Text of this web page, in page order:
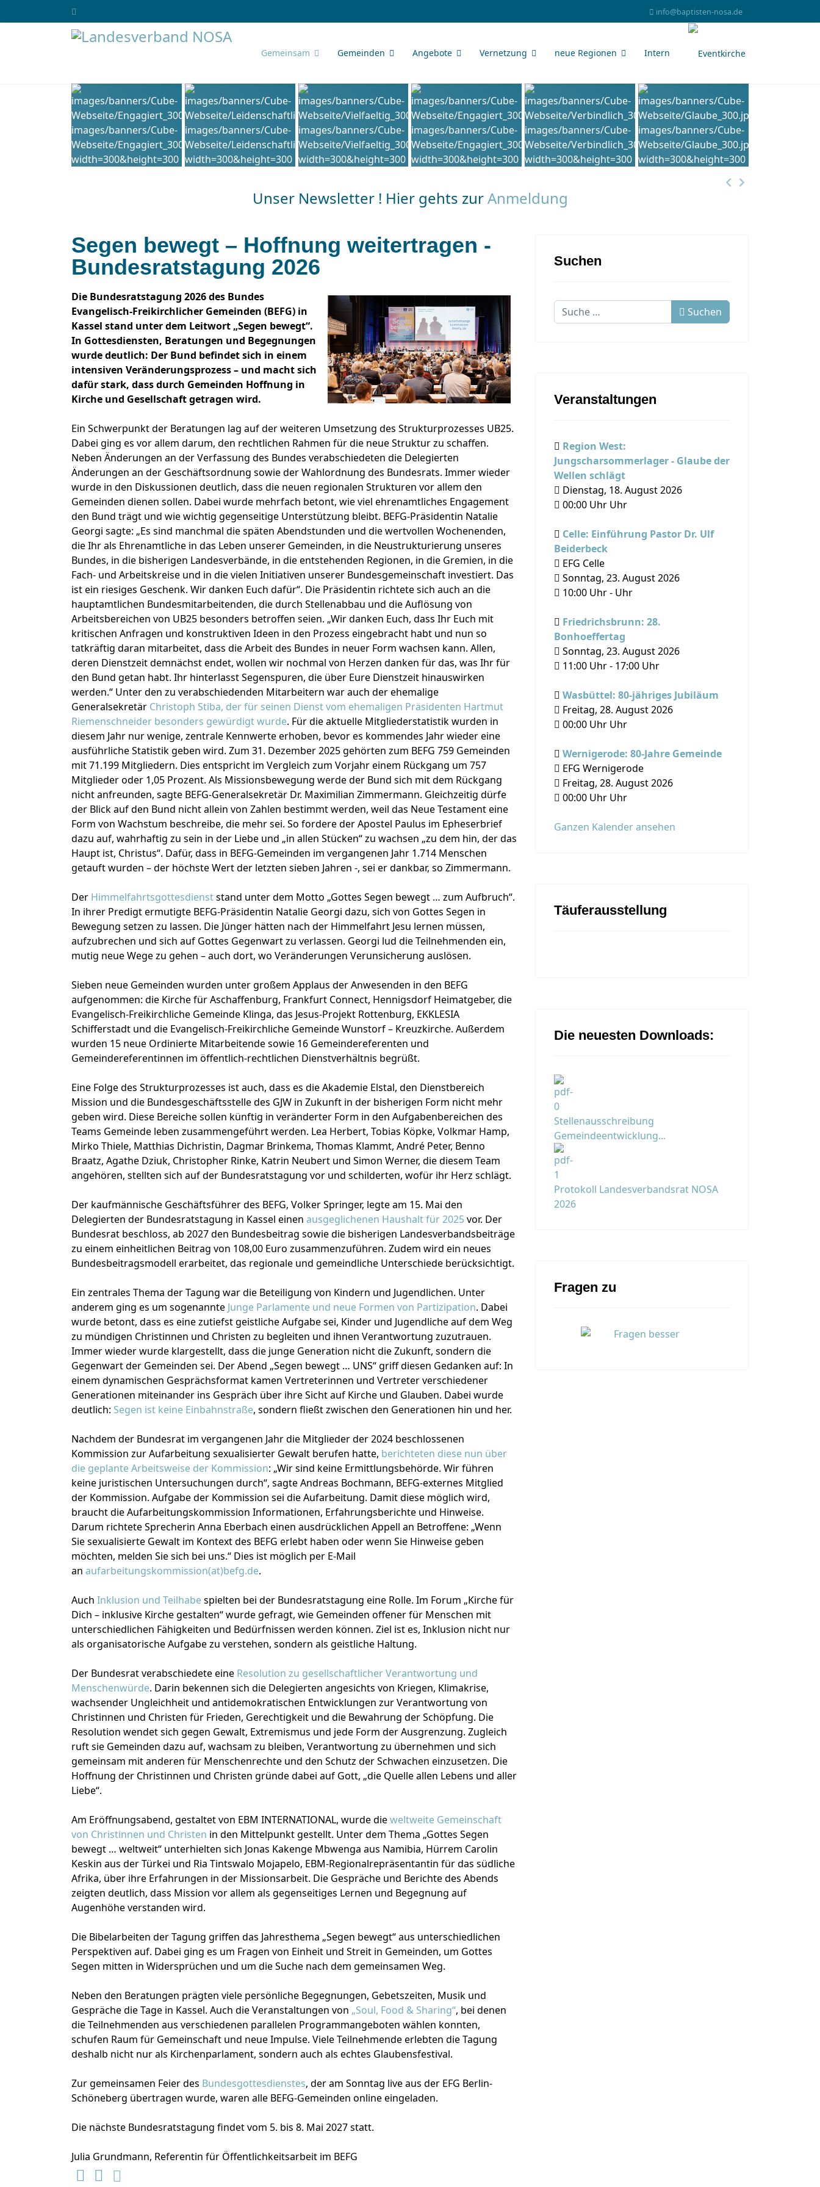
info@baptisten-nosa.de
Gemeinsam Gemeinden Angebote Vernetzung neue Regionen Intern
Unser Newsletter ! Hier gehts zurAnmeldung
Segen bewegt – Hoffnung weitertragen -
Bundesratstagung 2026
Die Bundesratstagung 2026 des Bundes
Evangelisch-Freikirchlicher Gemeinden (BEFG) in
Kassel stand unter dem Leitwort „Segen bewegt“.
In Gottesdiensten, Beratungen und Begegnungen
wurde deutlich: Der Bund befindet sich in einem
intensiven Veränderungsprozess – und macht sich
dafür stark, dass durch Gemeinden Hoffnung in
Kirche und Gesellschaft getragen wird.
Ein Schwerpunkt der Beratungen lag auf der weiteren Umsetzung des Strukturprozesses UB25.
Dabei ging es vor allem darum, den rechtlichen Rahmen für die neue Struktur zu schaffen.
Neben Änderungen an der Verfassung des Bundes verabschiedeten die Delegierten
Änderungen an der Geschäftsordnung sowie der Wahlordnung des Bundesrats. Immer wieder
wurde in den Diskussionen deutlich, dass die neuen regionalen Strukturen vor allem den
Gemeinden dienen sollen. Dabei wurde mehrfach betont, wie viel ehrenamtliches Engagement
den Bund trägt und wie wichtig gegenseitige Unterstützung bleibt. BEFG-Präsidentin Natalie
Georgi sagte: „Es sind manchmal die späten Abendstunden und die wertvollen Wochenenden,
die Ihr als Ehrenamtliche in das Leben unserer Gemeinden, in die Neustrukturierung unseres
Bundes, in die bisherigen Landesverbände, in die entstehenden Regionen, in die Gremien, in die
Fach- und Arbeitskreise und in die vielen Initiativen unserer Bundesgemeinschaft investiert. Das
ist ein riesiges Geschenk. Wir danken Euch dafür“. Die Präsidentin richtete sich auch an die
hauptamtlichen Bundesmitarbeitenden, die durch Stellenabbau und die Auflösung von
Arbeitsbereichen von UB25 besonders betroffen seien. „Wir danken Euch, dass Ihr Euch mit
kritischen Anfragen und konstruktiven Ideen in den Prozess eingebracht habt und nun so
tatkräftig daran mitarbeitet, dass die Arbeit des Bundes in neuer Form wachsen kann. Allen,
deren Dienstzeit demnächst endet, wollen wir nochmal von Herzen danken für das, was Ihr für
den Bund getan habt. Ihr hinterlasst Segenspuren, die über Eure Dienstzeit hinauswirken
werden.“ Unter den zu verabschiedenden Mitarbeitern war auch der ehemalige
Generalsekretär Christoph Stiba, der für seinen Dienst vom ehemaligen Präsidenten Hartmut
Riemenschneider besonders gewürdigt wurde. Für die aktuelle Mitgliederstatistik wurden in
diesem Jahr nur wenige, zentrale Kennwerte erhoben, bevor es kommendes Jahr wieder eine
ausführliche Statistik geben wird. Zum 31. Dezember 2025 gehörten zum BEFG 759 Gemeinden
mit 71.199 Mitgliedern. Dies entspricht im Vergleich zum Vorjahr einem Rückgang um 757
Mitglieder oder 1,05 Prozent. Als Missionsbewegung werde der Bund sich mit dem Rückgang
nicht anfreunden, sagte BEFG-Generalsekretär Dr. Maximilian Zimmermann. Gleichzeitig dürfe
der Blick auf den Bund nicht allein von Zahlen bestimmt werden, weil das Neue Testament eine
Form von Wachstum beschreibe, die mehr sei. So fordere der Apostel Paulus im Epheserbrief
dazu auf, wahrhaftig zu sein in der Liebe und „in allen Stücken“ zu wachsen „zu dem hin, der das
Haupt ist, Christus“. Dafür, dass in BEFG-Gemeinden im vergangenen Jahr 1.714 Menschen
getauft wurden – der höchste Wert der letzten sieben Jahren -, sei er dankbar, so Zimmermann.
Der Himmelfahrtsgottesdienststand unter dem Motto „Gottes Segen bewegt … zum Aufbruch“.
In ihrer Predigt ermutigte BEFG-Präsidentin Natalie Georgi dazu, sich von Gottes Segen in
Bewegung setzen zu lassen. Die Jünger hätten nach der Himmelfahrt Jesu lernen müssen,
aufzubrechen und sich auf Gottes Gegenwart zu verlassen. Georgi lud die Teilnehmenden ein,
mutig neue Wege zu gehen – auch dort, wo Veränderungen Verunsicherung auslösen.
Sieben neue Gemeinden wurden unter großem Applaus der Anwesenden in den BEFG
aufgenommen: die Kirche für Aschaffenburg, Frankfurt Connect, Hennigsdorf Heimatgeber, die
Evangelisch-Freikirchliche Gemeinde Klinga, das Jesus-Projekt Rottenburg, EKKLESIA
Schifferstadt und die Evangelisch-Freikirchliche Gemeinde Wunstorf – Kreuzkirche. Außerdem
wurden 15 neue Ordinierte Mitarbeitende sowie 16 Gemeindereferenten und
Gemeindereferentinnen im öffentlich-rechtlichen Dienstverhältnis begrüßt.
Eine Folge des Strukturprozesses ist auch, dass es die Akademie Elstal, den Dienstbereich
Mission und die Bundesgeschäftsstelle des GJW in Zukunft in der bisherigen Form nicht mehr
geben wird. Diese Bereiche sollen künftig in veränderter Form in den Aufgabenbereichen des
Teams Gemeinde leben zusammengeführt werden. Lea Herbert, Tobias Köpke, Volkmar Hamp,
Mirko Thiele, Matthias Dichristin, Dagmar Brinkema, Thomas Klammt, André Peter, Benno
Braatz, Agathe Dziuk, Christopher Rinke, Katrin Neubert und Simon Werner, die diesem Team
angehören, stellten sich auf der Bundesratstagung vor und schilderten, wofür ihr Herz schlägt.
Der kaufmännische Geschäftsführer des BEFG, Volker Springer, legte am 15. Mai den
Delegierten der Bundesratstagung in Kassel einen ausgeglichenen Haushalt für 2025vor. Der
Bundesrat beschloss, ab 2027 den Bundesbeitrag sowie die bisherigen Landesverbandsbeiträge
zu einem einheitlichen Beitrag von 108,00 Euro zusammenzuführen. Zudem wird ein neues
Bundesbeitragsmodell erarbeitet, das regionale und gemeindliche Unterschiede berücksichtigt.
Ein zentrales Thema der Tagung war die Beteiligung von Kindern und Jugendlichen. Unter
anderem ging es um sogenannte Junge Parlamente und neue Formen von Partizipation. Dabei
wurde betont, dass es eine zutiefst geistliche Aufgabe sei, Kinder und Jugendliche auf dem Weg
zu mündigen Christinnen und Christen zu begleiten und ihnen Verantwortung zuzutrauen.
Immer wieder wurde klargestellt, dass die junge Generation nicht die Zukunft, sondern die
Gegenwart der Gemeinden sei. Der Abend „Segen bewegt … UNS“ griff diesen Gedanken auf: In
einem dynamischen Gesprächsformat kamen Vertreterinnen und Vertreter verschiedener
Generationen miteinander ins Gespräch über ihre Sicht auf Kirche und Glauben. Dabei wurde
deutlich: Segen ist keine Einbahnstraße, sondern fließt zwischen den Generationen hin und her.
Nachdem der Bundesrat im vergangenen Jahr die Mitglieder der 2024 beschlossenen
Kommission zur Aufarbeitung sexualisierter Gewalt berufen hatte, berichteten diese nun über
die geplante Arbeitsweise der Kommission: „Wir sind keine Ermittlungsbehörde. Wir führen
keine juristischen Untersuchungen durch“, sagte Andreas Bochmann, BEFG-externes Mitglied
der Kommission. Aufgabe der Kommission sei die Aufarbeitung. Damit diese möglich wird,
braucht die Aufarbeitungskommission Informationen, Erfahrungsberichte und Hinweise.
Darum richtete Sprecherin Anna Eberbach einen ausdrücklichen Appell an Betroffene: „Wenn
Sie sexualisierte Gewalt im Kontext des BEFG erlebt haben oder wenn Sie Hinweise geben
möchten, melden Sie sich bei uns.“ Dies ist möglich per E-Mail
an aufarbeitungskommission(at)befg.de.
Auch Inklusion und Teilhabespielten bei der Bundesratstagung eine Rolle. Im Forum „Kirche für
Dich – inklusive Kirche gestalten“ wurde gefragt, wie Gemeinden offener für Menschen mit
unterschiedlichen Fähigkeiten und Bedürfnissen werden können. Ziel ist es, Inklusion nicht nur
als organisatorische Aufgabe zu verstehen, sondern als geistliche Haltung.
Der Bundesrat verabschiedete eine Resolution zu gesellschaftlicher Verantwortung und
Menschenwürde. Darin bekennen sich die Delegierten angesichts von Kriegen, Klimakrise,
wachsender Ungleichheit und antidemokratischen Entwicklungen zur Verantwortung von
Christinnen und Christen für Frieden, Gerechtigkeit und die Bewahrung der Schöpfung. Die
Resolution wendet sich gegen Gewalt, Extremismus und jede Form der Ausgrenzung. Zugleich
ruft sie Gemeinden dazu auf, wachsam zu bleiben, Verantwortung zu übernehmen und sich
gemeinsam mit anderen für Menschenrechte und den Schutz der Schwachen einzusetzen. Die
Hoffnung der Christinnen und Christen gründe dabei auf Gott, „die Quelle allen Lebens und aller
Liebe“.
Am Eröffnungsabend, gestaltet von EBM INTERNATIONAL, wurde dieweltweite Gemeinschaft
von Christinnen und Christen in den Mittelpunkt gestellt. Unter dem Thema „Gottes Segen
bewegt … weltweit“ unterhielten sich Jonas Kakenge Mbwenga aus Namibia, Hürrem Carolin
Keskin aus der Türkei und Ria Tintswalo Mojapelo, EBM-Regionalrepräsentantin für das südliche
Afrika, über ihre Erfahrungen in der Missionsarbeit. Die Gespräche und Berichte des Abends
zeigten deutlich, dass Mission vor allem als gegenseitiges Lernen und Begegnung auf
Augenhöhe verstanden wird.
Die Bibelarbeiten der Tagung griffen das Jahresthema „Segen bewegt“ aus unterschiedlichen
Perspektiven auf. Dabei ging es um Fragen von Einheit und Streit in Gemeinden, um Gottes
Segen mitten in Widersprüchen und um die Suche nach dem gemeinsamen Weg.
Neben den Beratungen prägten viele persönliche Begegnungen, Gebetszeiten, Musik und
Gespräche die Tage in Kassel. Auch die Veranstaltungen von „Soul, Food & Sharing“, bei denen
die Teilnehmenden aus verschiedenen parallelen Programmangeboten wählen konnten,
schufen Raum für Gemeinschaft und neue Impulse. Viele Teilnehmende erlebten die Tagung
deshalb nicht nur als Kirchenparlament, sondern auch als echtes Glaubensfestival.
Zur gemeinsamen Feier des Bundesgottesdienstes, der am Sonntag live aus der EFG Berlin-
Schöneberg übertragen wurde, waren alle BEFG-Gemeinden online eingeladen.
Die nächste Bundesratstagung findet vom 5. bis 8. Mai 2027 statt.
Julia Grundmann, Referentin für Öffentlichkeitsarbeit im BEFG
Suchen
Suchen Suchen
Veranstaltungen
Region West:
Jungscharsommerlager - Glaube der
Wellen schlägt
Dienstag, 18. August 2026
00:00 Uhr Uhr
Celle: Einführung Pastor Dr. Ulf
Beiderbeck
EFG Celle
Sonntag, 23. August 2026
10:00 Uhr - Uhr
Friedrichsbrunn: 28.
Bonhoeffertag
Sonntag, 23. August 2026
11:00 Uhr - 17:00 Uhr
Wasbüttel: 80-jähriges Jubiläum
Freitag, 28. August 2026
00:00 Uhr Uhr
Wernigerode: 80-Jahre Gemeinde
EFG Wernigerode
Freitag, 28. August 2026
00:00 Uhr Uhr
Ganzen Kalender ansehen
Täuferausstellung
Die neuesten Downloads:
Stellenausschreibung
Gemeindeentwicklung...
Protokoll Landesverbandsrat NOSA
2026
Fragen zu